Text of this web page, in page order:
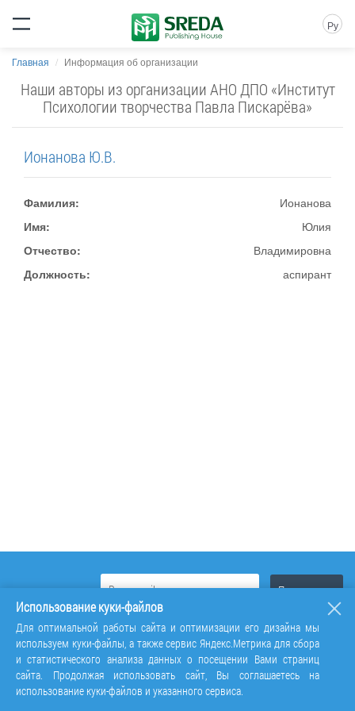
Ру
Главная Информация об организации
Наши авторы из организации АНО ДПО «Институт
Психологии творчества Павла Пискарёва»
Ионанова Ю.В.
Фамилия:
Ионанова
Имя:
Юлия
Отчество:
Владимировна
Должность:
аспирант
Использование куки-файлов
Для оптимальной работы сайта и оптимизации его дизайна мы
используем куки-файлы, а также сервис Яндекс.Метрика для сбора
и статистического анализа данных о посещении Вами страниц
сайта. Продолжая использовать сайт, Вы соглашаетесь на
использование куки-файлов и указанного сервиса.